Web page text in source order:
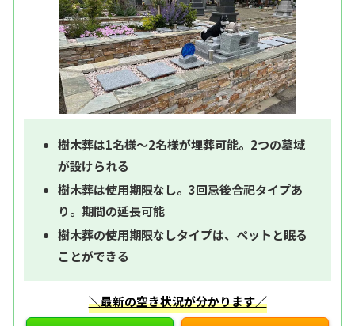
樹木葬は1名様～2名様が埋葬可能。2つの墓域
が設けられる
樹木葬は使用期限なし。3回忌後合祀タイプあ
り。期間の延長可能
樹木葬の使用期限なしタイプは、ペットと眠る
ことができる
＼最新の空き状況が分かります／